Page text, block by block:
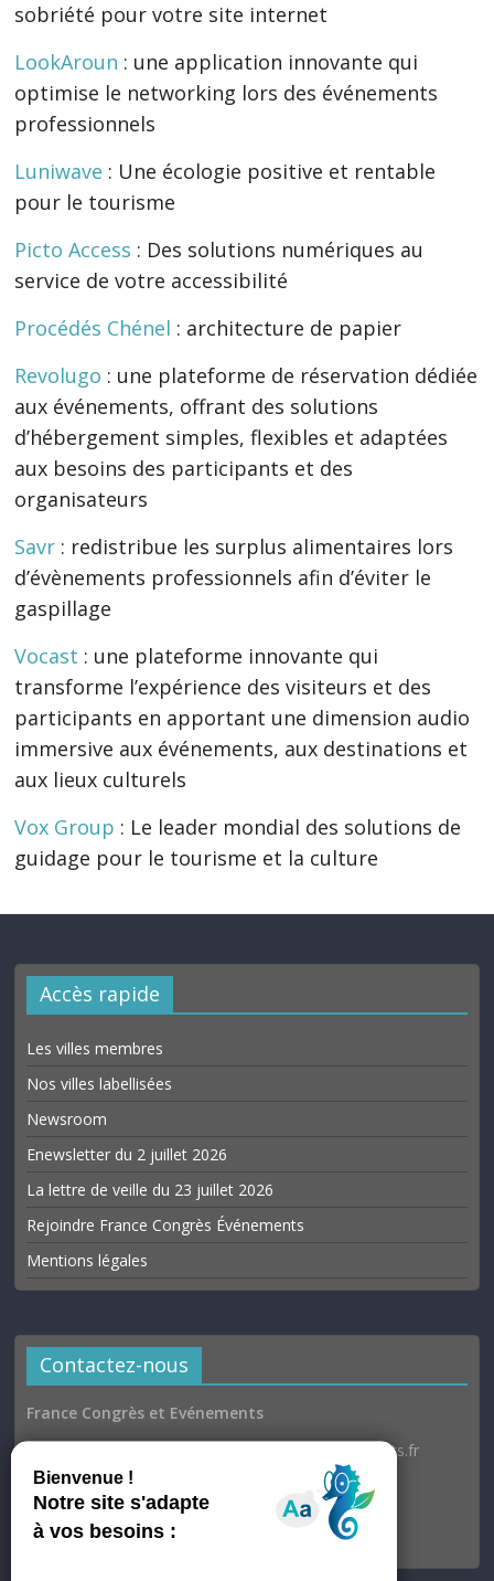
sobriété pour votre site internet
LookAroun : une application innovante qui
optimise le networking lors des événements
professionnels
Luniwave : Une écologie positive et rentable
pour le tourisme
Picto Access : Des solutions numériques au
service de votre accessibilité
Procédés Chénel : architecture de papier
Revolugo : une plateforme de réservation dédiée
aux événements, offrant des solutions
d’hébergement simples, flexibles et adaptées
aux besoins des participants et des
organisateurs
Savr : redistribue les surplus alimentaires lors
d’évènements professionnels afin d’éviter le
gaspillage
Vocast : une plateforme innovante qui
transforme l’expérience des visiteurs et des
participants en apportant une dimension audio
immersive aux événements, aux destinations et
aux lieux culturels
Vox Group : Le leader mondial des solutions de
guidage pour le tourisme et la culture
Accès rapide
Les villes membres
Nos villes labellisées
Newsroom
Enewsletter du 2 juillet 2026
La lettre de veille du 23 juillet 2026
Rejoindre France Congrès Événements
Mentions légales
Contactez-nous
France Congrès et Evénements
Email : communication@france-congres-evenements.fr
Heures d’ouverture
Du lundi au jeudi : 9h30–17h
Vendredi : 9h30–17h00